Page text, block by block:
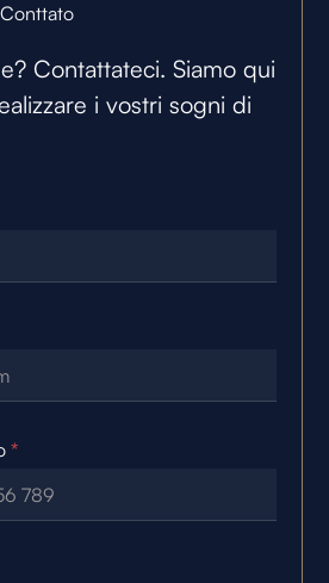
Conttato
Contattateci. Siamo qui
i vostri sogni di
*